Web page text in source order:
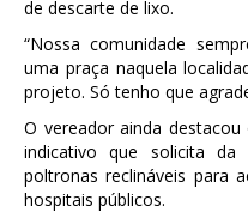
de descarte de lixo.
“Nossa comunidade
uma praça naquela
projeto. Só tenho que
O vereador ainda
indicativo que solicita da
poltronas reclináveis para
hospitais públicos.